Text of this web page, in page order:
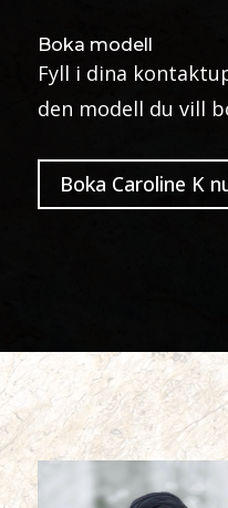
Boka modell
Fyll i dina
den modell du vill
Boka Caroline K